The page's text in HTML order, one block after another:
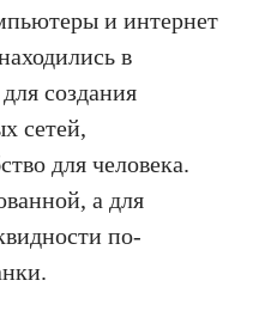
и интернет
в
создания
сетей,
для человека.
а для
по-